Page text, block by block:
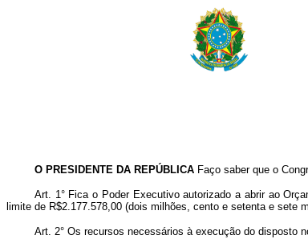
O PRESIDENTE DA REPÚBLICA Faço saber que o
Art. 1° Fica o Poder Executivo autorizado a abrir ao
limite de R$2.177.578,00 (dois milhões, cento e setenta e sete
Art. 2° Os recursos necessários à execução do disposto